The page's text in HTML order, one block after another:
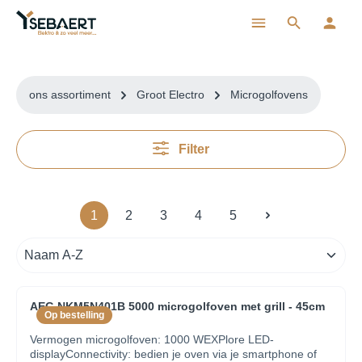
ons assortiment Groot Electro Microgolfovens
Filter
1 2 3 4 5
Op bestelling
AEG NKM5N401B 5000 microgolfoven met grill - 45cm
Vermogen microgolfoven: 1000 WEXPlore LED-
displayConnectivity: bedien je oven via je smartphone of